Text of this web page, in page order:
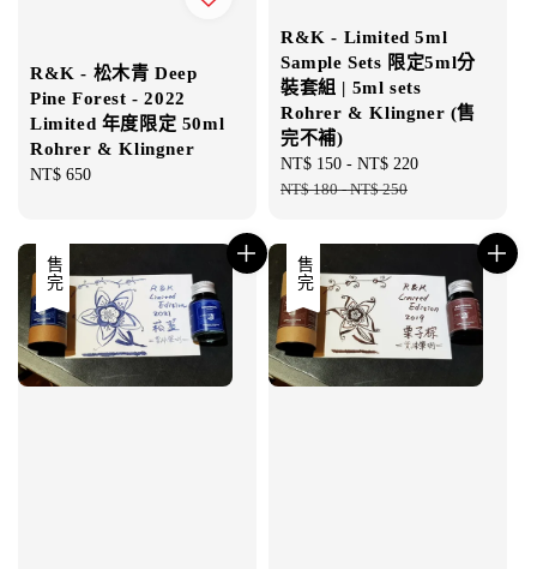
R&K - 松木青 Deep
Pine Forest - 2022
Limited 年度限定 50ml
Rohrer & Klingner
Regular
NT$ 650
R&K - Limited 5ml
Sample Sets 限定5ml分
裝套組 | 5ml sets
Rohrer & Klingner (售
完不補)
Sale
price
NT$ 150 - NT$ 220
NT$ 180-NT$ 250
售完 售完